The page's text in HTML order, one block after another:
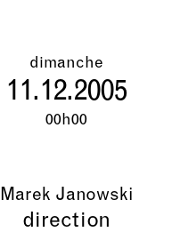
dimanche
11.12.2005
00h00
Marek Janowski
direction